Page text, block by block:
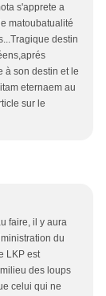
s'apprete a
matoubatualité
destin
à son destin et le
eternaem au
sur le
faire, il y aura
du
LKP est
des loups
celui qui ne